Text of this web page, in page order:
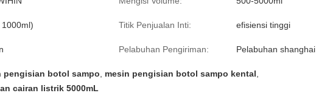
Titik Penjualan Inti: efisiensi tinggi
Pelabuhan Pengiriman: Pelabuhan shanghai
pengisian botol sampo mesin pengisian botol sampo kental
cairan listrik 5000mL